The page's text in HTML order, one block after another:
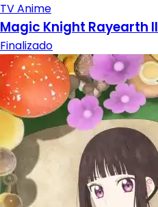
TV Anime
Magic Knight Rayearth II
Finalizado